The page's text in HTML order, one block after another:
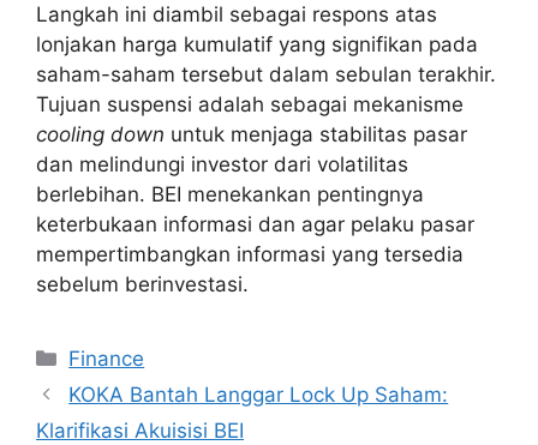
Langkah ini diambil sebagai respons atas
lonjakan harga kumulatif yang signifikan pada
saham-saham tersebut dalam sebulan terakhir.
Tujuan suspensi adalah sebagai mekanisme
cooling down untuk menjaga stabilitas pasar
dan melindungi investor dari volatilitas
berlebihan. BEI menekankan pentingnya
keterbukaan informasi dan agar pelaku pasar
mempertimbangkan informasi yang tersedia
sebelum berinvestasi.
Categories
Finance
KOKA Bantah Langgar Lock Up Saham:
Klarifikasi Akuisisi BEI